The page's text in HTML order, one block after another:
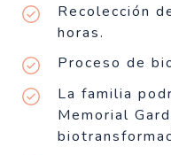
Recolección
horas.
Proceso de
La familia
Memorial